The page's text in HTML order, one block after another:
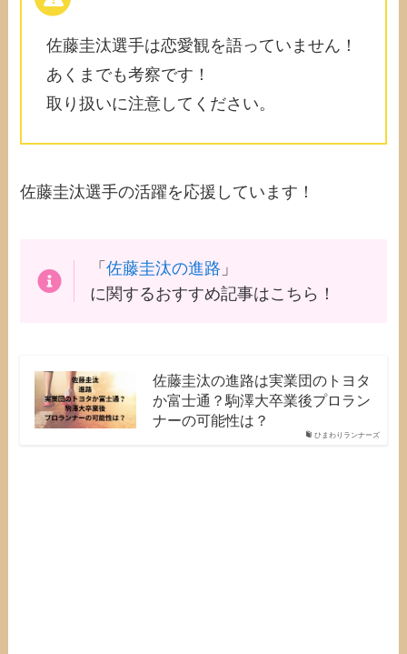
佐藤圭汰選手は恋愛観を語っていません！
あくまでも考察です！
取り扱いに注意してください。
佐藤圭汰選手の活躍を応援しています！
「 佐藤圭汰の進路 」
に関するおすすめ記事はこちら！
ひまわりランナーズ
佐藤圭汰の進路は実業団のトヨタ
か富士通？駒澤大卒業後プロラン
ナーの可能性は？